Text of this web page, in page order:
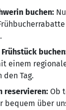
buchen:
einem
Tag.
reservieren: Ob
bequem über